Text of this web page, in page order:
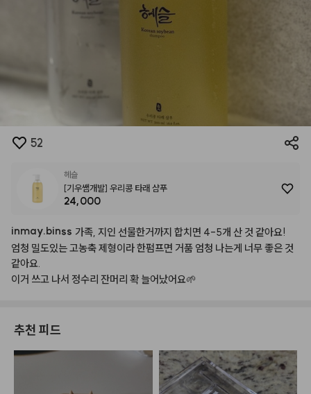
52
헤슬
[기우쌤개발] 우리콩 타래 샴푸
24,000
inmay.binss 가족, 지인 선물한거까지 합치면 4-5개 산 것 같아요!
엄청 밀도있는고농축제형이라한펌프면 거품 엄청 나는게 너무좋은 것
같아요.
이거 쓰고 나서 정수리 잔머리 확 늘어났어요🌱
추천 피드